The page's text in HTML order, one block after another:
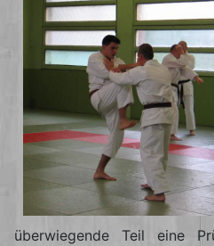
überwiegende Teil eine